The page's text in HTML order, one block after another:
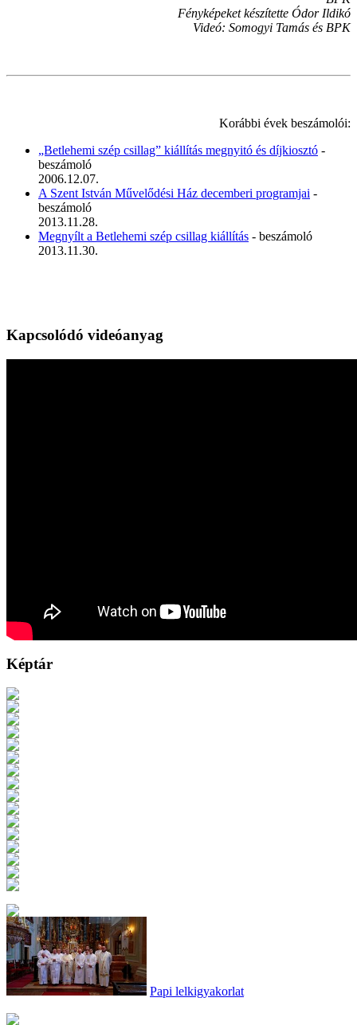
Fényképeket készítette Ódor Ildikó
Videó: Somogyi Tamás és BPK
Korábbi évek beszámolói:
„Betlehemi szép csillag” kiállítás megnyitó és díjkiosztó -
beszámoló
2006.12.07.
A Szent István Művelődési Ház decemberi programjai -
beszámoló
2013.11.28.
Megnyílt a Betlehemi szép csillag kiállítás - beszámoló
2013.11.30.
Kapcsolódó videóanyag
Képtár
Papi lelkigyakorlat